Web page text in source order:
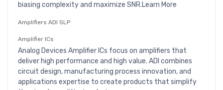
biasing complexity and maximize SNR.Learn More
Amplifiers ADI SLP
Amplifier ICs
Analog Devices Amplifier ICs focus on amplifiers that
deliver high performance and high value. ADI combines
circuit design, manufacturing process innovation, and
applications expertise to create products that simplify